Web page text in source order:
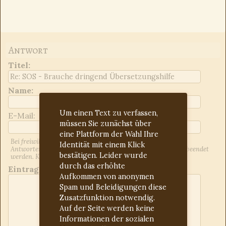
Um einen Text zu verfassen,
müssen Sie zunächst über
eine Plattform der Wahl Ihre
Identität mit einem Klick
bestätigen. Leider wurde
durch das erhöhte
Aufkommen von anonymen
Spam und Beleidigungen diese
Zusatzfunktion notwendig.
Auf der Seite werden keine
Informationen der sozialen
Antwort
Titel:
Name:
E-Mail:
Bei freiwilliger Angabe der E-Mail-Adresse werden Sie über
Antworten auf Ihren Beitrag informiert. Dies kann jederzeit beendet
werden. Kontrollieren Sie ggf. den Spam-Ordner.
Eintrag: